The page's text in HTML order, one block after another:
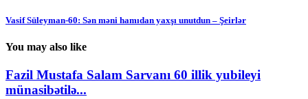
Vasif Süleyman-60: Sən məni hamıdan yaxşı unutdun – Şeirlər
You may also like
Fazil Mustafa Salam Sarvanı 60 illik yubileyi
münasibətilə...